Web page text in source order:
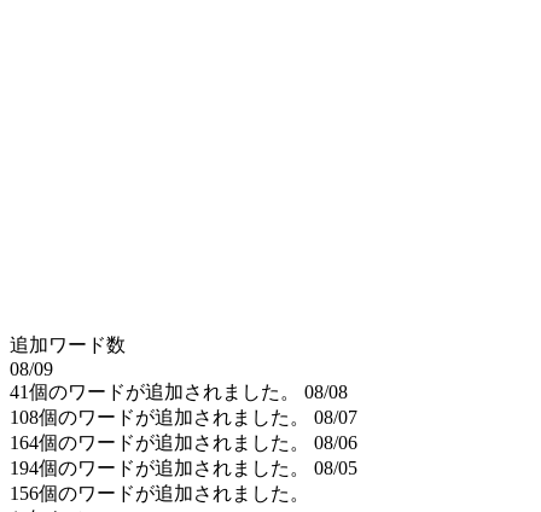
追加ワード数
08/09
41個のワードが追加されました。
08/08
108個のワードが追加されました。
08/07
164個のワードが追加されました。
08/06
194個のワードが追加されました。
08/05
156個のワードが追加されました。